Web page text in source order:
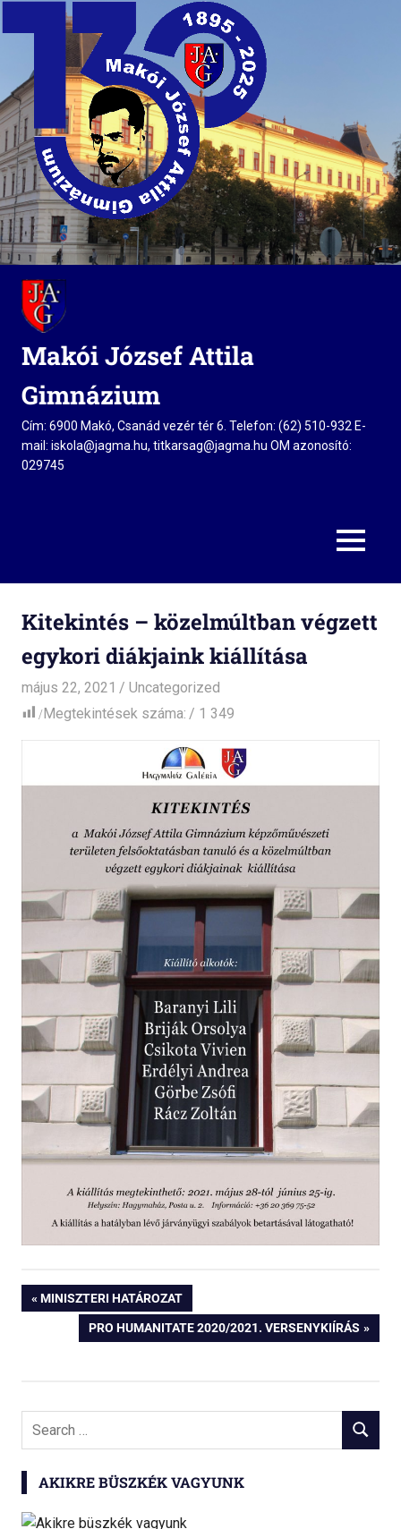
Skip
content
Makói József Attila
Gimnázium
Cím: 6900 Makó, Csanád vezér tér 6. Telefon: (62) 510-932 E-
mail: iskola@jagma.hu, titkarsag@jagma.hu OM azonosító:
029745
MENU
Kitekintés – közelmúltban végzett
egykori diákjaink kiállítása
május 22, 2021 admin
Uncategorized
Megtekintések száma:
1 349
Bejegyzés
navigáció
PREVIOUS
MINISZTERI HATÁROZAT
NEXT
POST:
PRO HUMANITATE 2020/2021. VERSENYKIÍRÁS
Search
SEARCH
AKIKRE BÜSZKÉK VAGYUNK